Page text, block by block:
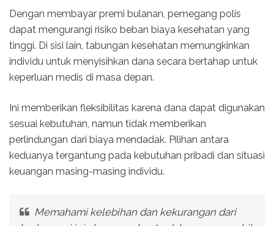
Dengan membayar premi bulanan, pemegang polis
dapat mengurangi risiko beban biaya kesehatan yang
tinggi. Di sisi lain, tabungan kesehatan memungkinkan
individu untuk menyisihkan dana secara bertahap untuk
keperluan medis di masa depan.
Ini memberikan fleksibilitas karena dana dapat digunakan
sesuai kebutuhan, namun tidak memberikan
perlindungan dari biaya mendadak. Pilihan antara
keduanya tergantung pada kebutuhan pribadi dan situasi
keuangan masing-masing individu.
Memahami kelebihan dan kekurangan dari